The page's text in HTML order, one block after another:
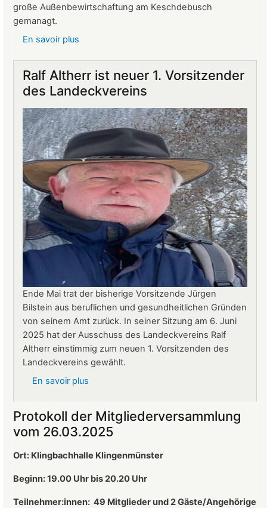
große Außenbewirtschaftung am Keschdebusch
gemanagt.
En savoir plus
Burg
Landeck:
Jürgen
Stern
neuer
Betriebsleiter
Ralf Altherr ist neuer 1. Vorsitzender
des Landeckvereins
Ende Mai trat der bisherige Vorsitzende Jürgen
Bilstein aus beruflichen und gesundheitlichen Gründen
von seinem Amt zurück. In seiner Sitzung am 6. Juni
2025 hat der Ausschuss des Landeckvereins Ralf
Altherr einstimmig zum neuen 1. Vorsitzenden des
Landeckvereins gewählt.
En savoir plus
Altherr
ist
neuer
Vorsitzender
des
Protokoll der Mitgliederversammlung
vom 26.03.2025
Ort: Klingbachhalle Klingenmünster
Beginn: 19.00 Uhr bis 20.20 Uhr
Teilnehmer:innen: 49 Mitglieder und 2 Gäste/Angehörige